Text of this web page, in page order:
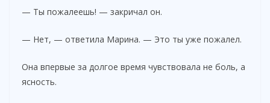
— Ты пожалеешь! — закричал он.
— Нет, — ответила Марина. — Это ты уже пожалел.
Она впервые за долгое время чувствовала не боль, а
ясность.